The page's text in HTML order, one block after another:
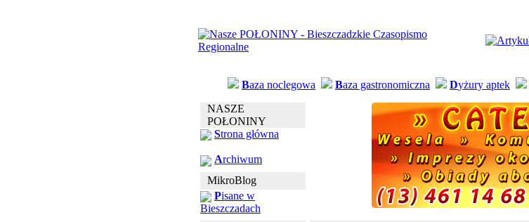
Baza noclegowa Baza gastronomiczna Dyżury aptek
NASZE
POŁONINY
Strona główna
Archiwum
MikroBlog
Pisane w
Bieszczadach